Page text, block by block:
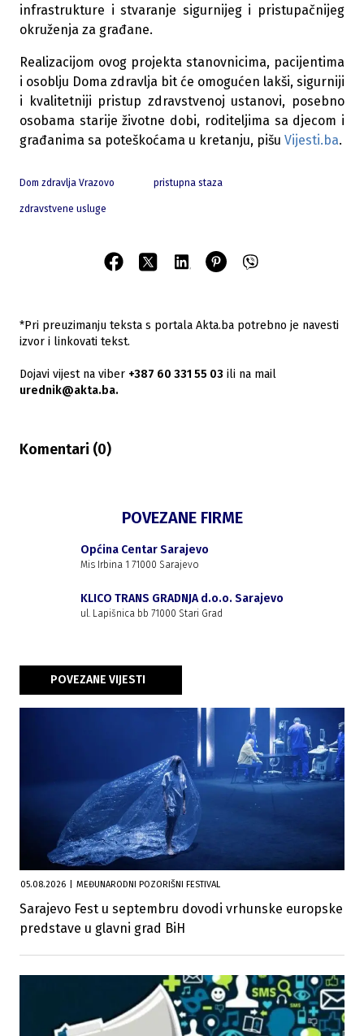
infrastrukture i stvaranje sigurnijeg i pristupačnijeg
okruženja za građane.
Realizacijom ovog projekta stanovnicima, pacijentima
i osoblju Doma zdravlja bit će omogućen lakši, sigurniji
i kvalitetniji pristup zdravstvenoj ustanovi, posebno
osobama starije životne dobi, roditeljima sa djecom i
građanima sa poteškoćama u kretanju, pišu Vijesti.ba.
Dom zdravlja Vrazovo pristupna staza
zdravstvene usluge
*Pri preuzimanju teksta s portala Akta.ba potrebno je navesti
izvor i linkovati tekst.
Dojavi vijest na viber +387 60 331 55 03 ili na mail
urednik@akta.ba.
Komentari (0)
POVEZANE FIRME
Općina Centar Sarajevo
Mis Irbina 1 71000 Sarajevo
KLICO TRANS GRADNJA d.o.o. Sarajevo
ul. Lapišnica bb 71000 Stari Grad
POVEZANE VIJESTI
05.08.2026 MEĐUNARODNI POZORIŠNI FESTIVAL
Sarajevo Fest u septembru dovodi vrhunske europske
predstave u glavni grad BiH